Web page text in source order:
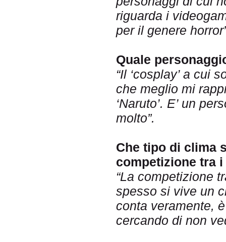
riguarda i
per il genere
Quale
“Il ‘cosplay’ a cui
che meglio mi
‘Naruto’. E’ un
molto”.
Che tipo di clima
competizione tra i
“La competizione
spesso si vive un
conta veramente,
cercando di non